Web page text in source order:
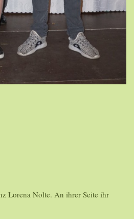
Lorena Nolte. An ihrer Seite ihr